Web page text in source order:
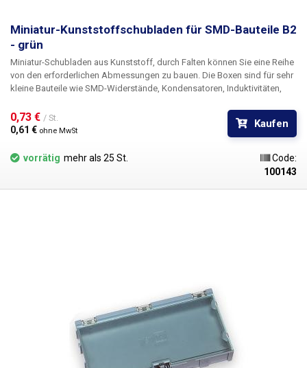
Miniatur-Kunststoffschubladen für SMD-Bauteile B2
- grün
Miniatur-Schubladen aus Kunststoff, durch Falten können Sie eine Reihe
von den erforderlichen Abmessungen zu bauen. Die Boxen sind für sehr
kleine Bauteile wie SMD-Widerstände, Kondensatoren, Induktivitäten,
Grundbaustein ist eine Kunststoffschublade mit den Innenmaßen 70 ×
21 mm, auf der sich ein durchsichtiger Deckel befindet, der sich durch
eine Feder automatisch öffnet, wenn der Schnabel entfernt wird.
0,73 € / St.
0,61 € ohne MwSt
Kaufen
vorrätig mehr als 25 St.
Code:
100143